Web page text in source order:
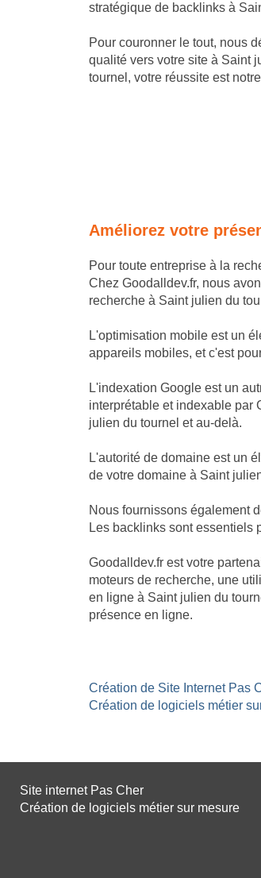
stratégique de backlinks à
Pour couronner le tout, nous
qualité vers votre site à Saint
tournel, votre réussite est
Améliorez votre
Pour toute entreprise à la
Chez Goodalldev.fr, nous
recherche à Saint julien du
L'optimisation mobile est un
appareils mobiles, et c'est
L'indexation Google est un
interprétable et indexable par
julien du tournel et au-delà.
L'autorité de domaine est un
de votre domaine à Saint
Nous fournissons également
Les backlinks sont essentiels
Goodalldev.fr est votre
moteurs de recherche, une
en ligne à Saint julien du
présence en ligne.
Création de Site Internet Pas
Création de logiciels métier
Site internet Pas Cher
Création de logiciels métier sur mesure